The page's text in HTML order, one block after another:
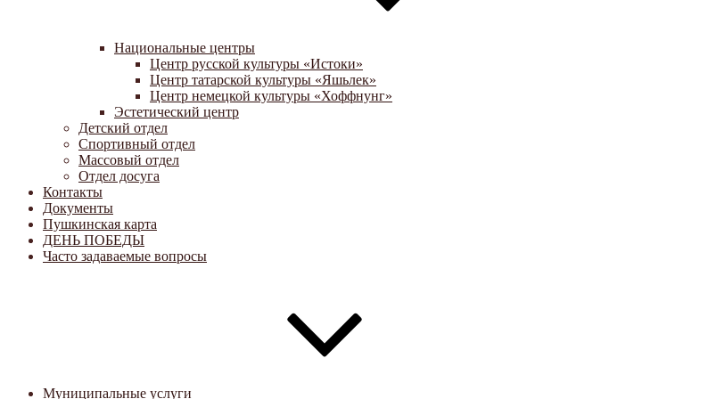
Национальные центры
Центр русской культуры «Истоки»
Центр татарской культуры «Яшьлек»
Центр немецкой культуры «Хоффнунг»
Эстетический центр
Детский отдел
Спортивный отдел
Массовый отдел
Отдел досуга
Контакты
Документы
Пушкинская карта
ДЕНЬ ПОБЕДЫ
Часто задаваемые вопросы
Муниципальные услуги